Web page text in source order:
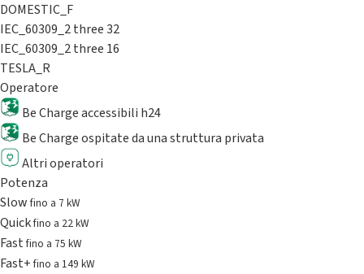
DOMESTIC_F
IEC_60309_2 three 32
IEC_60309_2 three 16
TESLA_R
Operatore
Be Charge accessibili h24
Be Charge ospitate da una struttura privata
Altri operatori
Potenza
Slowfino a 7 kW
Quickfino a 22 kW
Fastfino a 75 kW
Fast+fino a 149 kW